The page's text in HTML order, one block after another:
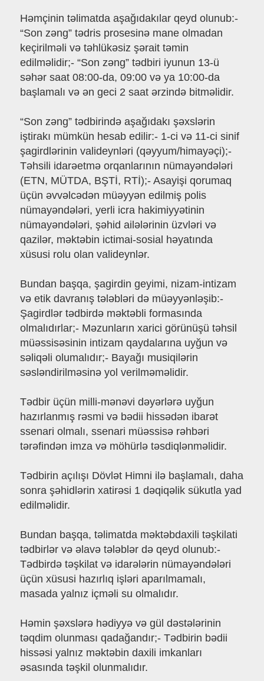
Həmçinin təlimatda aşağıdakılar qeyd olunub:-
“Son zəng” tədris prosesinə mane olmadan
keçirilməli və təhlükəsiz şərait təmin
edilməlidir;- “Son zəng” tədbiri iyunun 13-ü
səhər saat 08:00-da, 09:00 və ya 10:00-da
başlamalı və ən geci 2 saat ərzində bitməlidir.
“Son zəng” tədbirində aşağıdakı şəxslərin
iştirakı mümkün hesab edilir:- 1-ci və 11-ci sinif
şagirdlərinin valideynləri (qəyyum/himayəçi);-
Təhsili idarəetmə orqanlarının nümayəndələri
(ETN, MÜTDA, BŞTİ, RTİ);- Asayişi qorumaq
üçün əvvəlcədən müəyyən edilmiş polis
nümayəndələri, yerli icra hakimiyyətinin
nümayəndələri, şəhid ailələrinin üzvləri və
qazilər, məktəbin ictimai-sosial həyatında
xüsusi rolu olan valideynlər.
Bundan başqa, şagirdin geyimi, nizam-intizam
və etik davranış tələbləri də müəyyənləşib:-
Şagirdlər tədbirdə məktəbli formasında
olmalıdırlar;- Məzunların xarici görünüşü təhsil
müəssisəsinin intizam qaydalarına uyğun və
səliqəli olumalıdır;- Bayağı musiqilərin
səsləndirilməsinə yol verilməməlidir.
Tədbir üçün milli-mənəvi dəyərlərə uyğun
hazırlanmış rəsmi və bədii hissədən ibarət
ssenari olmalı, ssenari müəssisə rəhbəri
tərəfindən imza və möhürlə təsdiqlənməlidir.
Tədbirin açılışı Dövlət Himni ilə başlamalı, daha
sonra şəhidlərin xatirəsi 1 dəqiqəlik sükutla yad
edilməlidir.
Bundan başqa, təlimatda məktəbdaxili təşkilati
tədbirlər və əlavə tələblər də qeyd olunub:-
Tədbirdə təşkilat və idarələrin nümayəndələri
üçün xüsusi hazırlıq işləri aparılmamalı,
masada yalnız içməli su olmalıdır.
Həmin şəxslərə hədiyyə və gül dəstələrinin
təqdim olunması qadağandır;- Tədbirin bədii
hissəsi yalnız məktəbin daxili imkanları
əsasında təşkil olunmalıdır.